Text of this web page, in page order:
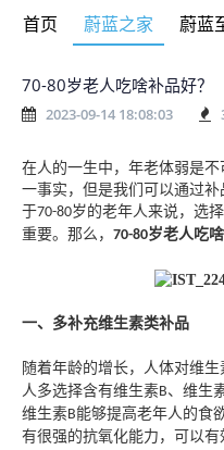
首页 蔚蓝之家 蔚蓝
70-80岁老人吃啥补品好？
2023-09-14 18:08:03
在人的一生中，年老体弱是
一事实，但是我们可以通过
于70-80岁的老年人来说，选
重要。那么， 70-80岁老人吃
一、多补充维生素类补品
随着年龄的增长，人体对维
人多选择含有维生素B、维生
维生素B能够提高老年人的食
有很强的抗氧化能力，可以